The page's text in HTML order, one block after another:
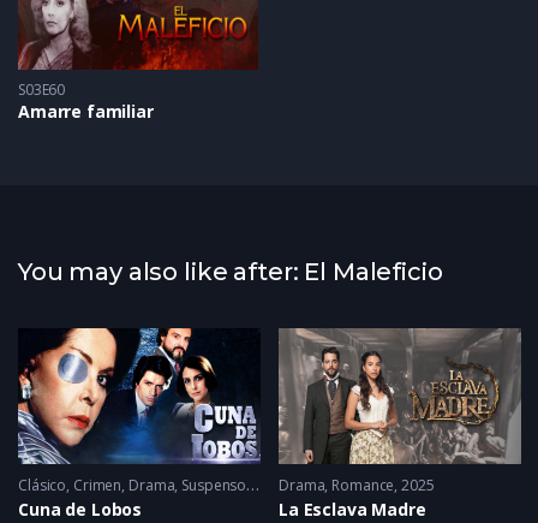
S03E60
Amarre familiar
You may also like after: El Maleficio
2014
Clásico, Crimen, Drama, Suspenso 1986
Cuna de Lobos
Drama, Romance 2025
La Esclava Madre